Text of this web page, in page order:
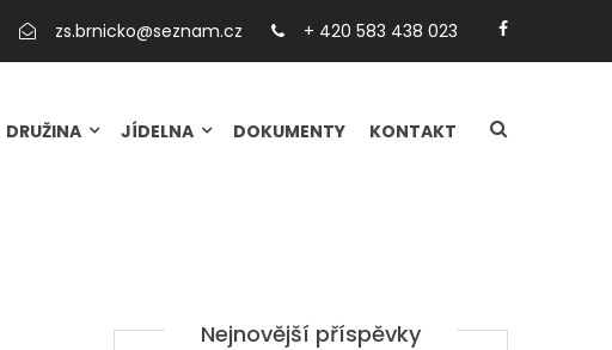
zs.brnicko@seznam.cz + 420 583 438 023
DRUŽINA JÍDELNA DOKUMENTY KONTAKT
Nejnovější příspěvky